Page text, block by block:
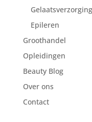
Gelaatsverzorging
Epileren
Groothandel
Opleidingen
Beauty Blog
Over ons
Contact